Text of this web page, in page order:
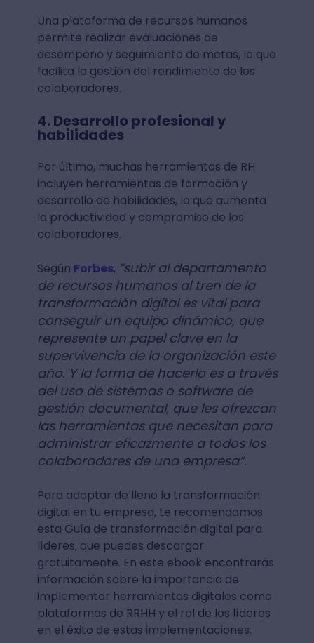
Una plataforma de recursos humanos
permite realizar evaluaciones de
desempeño y seguimiento de metas, lo que
facilita la gestión del rendimiento de los
colaboradores.
4. Desarrollo profesional y
habilidades
Por último, muchas herramientas de RH
incluyen herramientas de formación y
desarrollo de habilidades, lo que aumenta
la productividad y compromiso de los
colaboradores.
Según Forbes, “subir al departamento
de recursos humanos al tren de la
transformación digital es vital para
conseguir un equipo dinámico, que
represente un papel clave en la
supervivencia de la organización este
año. Y la forma de hacerlo es a través
del uso de sistemas o software de
gestión documental, que les ofrezcan
las herramientas que necesitan para
administrar eficazmente a todos los
colaboradores de una empresa”.
Para adoptar de lleno la transformación
digital en tu empresa, te recomendamos
esta Guía de transformación digital para
líderes, que puedes descargar
gratuitamente. En este ebook encontrarás
información sobre la importancia de
implementar herramientas digitales como
plataformas de RRHH y el rol de los líderes
en el éxito de estas implementaciones.